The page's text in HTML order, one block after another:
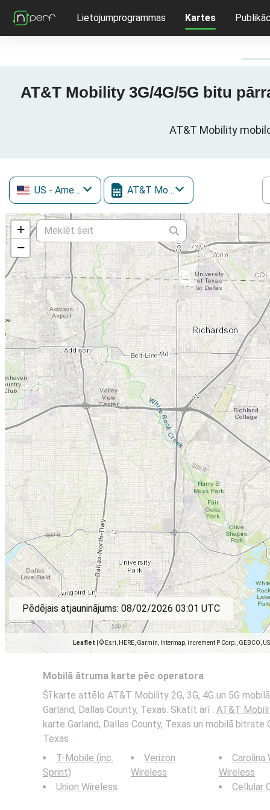
Lietojumprogrammas Kartes
AT&T Mobility 3G/4G/5G bitu
AT&T Mobility
US - Amerikas Savienotās Valstis AT&T Mobility
+
−
Leaflet © Esri, HERE, Garmin, Intermap, increment P Corp., GEBCO,
Pēdējais atjauninājums: 08/02/2026 03:01 UTC
Mobilā ātruma karte pēc operatora
Šī karte attēlo AT&T Mobility 2G, 3G, 4G un 5G
Garland, Dallas County, Texas. Skatīt arī : AT&T
karte Garland, Dallas County, Texas un mobilā bitrate
Texas .
T-Mobile (inc.
Sprint)
Union Wireless
Verizon
Wireless
Carolina
Wireless
Cellular